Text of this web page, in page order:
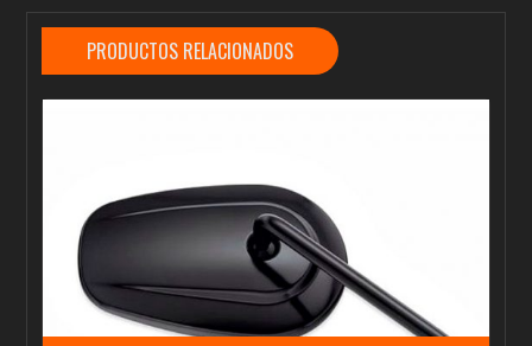
PRODUCTOS RELACIONADOS